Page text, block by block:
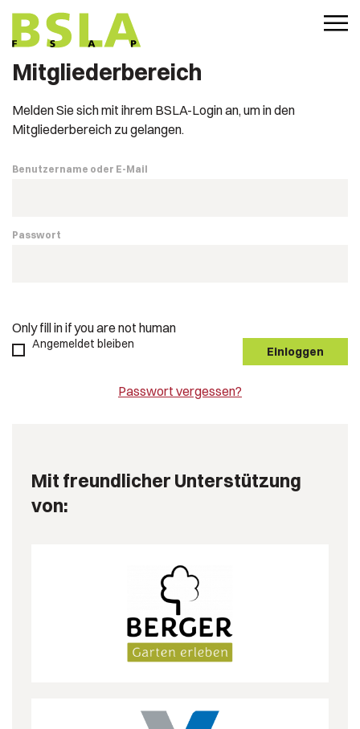
Mitgliederbereich
Melden Sie sich mit ihrem BSLA-Login an, um in den
Mitgliederbereich zu gelangen.
Benutzername oder E-Mail
Passwort
Only fill in if you are not human
Angemeldet bleiben
Passwort vergessen?
Mit freundlicher Unterstützung
von: